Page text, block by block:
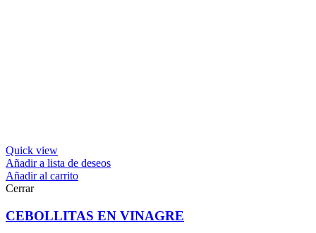
Quick view
Añadir a lista de deseos
Añadir al carrito
Cerrar
CEBOLLITAS EN VINAGRE